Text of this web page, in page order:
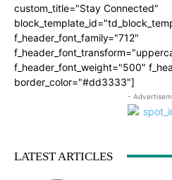
custom_title="Stay Connected"
f_header_font_family="712"
f_header_font_weight="500"
border_color="#dd3333"]
-
LATEST ARTICLES